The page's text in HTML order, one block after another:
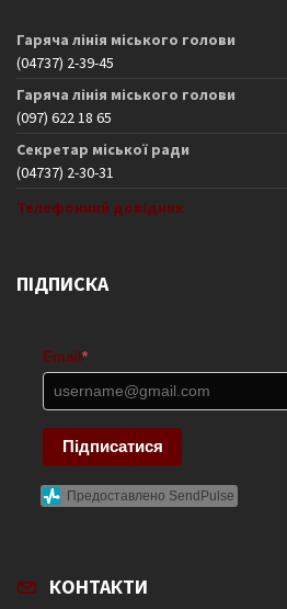
Гаряча лінія міського голови
(04737) 2-39-45
Гаряча лінія міського голови
(097) 622 18 65
Секретар міської ради
(04737) 2-30-31
Телефонний довідник
ПІДПИСКА
Email *
Підписатися
Предоставлено SendPulse
КОНТАКТИ